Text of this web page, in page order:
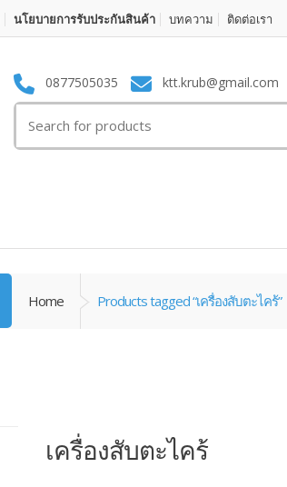
นโยบายการรับประกันสินค้า บทความ ติดต่อเรา
0877505035 ktt.krub@gmail.com
Home Products tagged “เครื่องสับตะไคร้”
เครื่องสับตะไคร้